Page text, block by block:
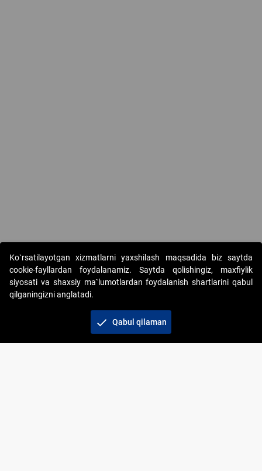
Copyright © 2017-2026. "Elektron onlayn-auksionlarni
tashkil etish" AJ. Barcha huquqlar himoyalangan
Ko`rsatilayotgan xizmatlarni yaxshilash maqsadida biz saytda
cookie-fayllardan foydalanamiz. Saytda qolishingiz, maxfiylik
siyosati va shaxsiy ma`lumotlardan foydalanish shartlarini qabul
qilganingizni anglatadi.
check Qabul qilaman